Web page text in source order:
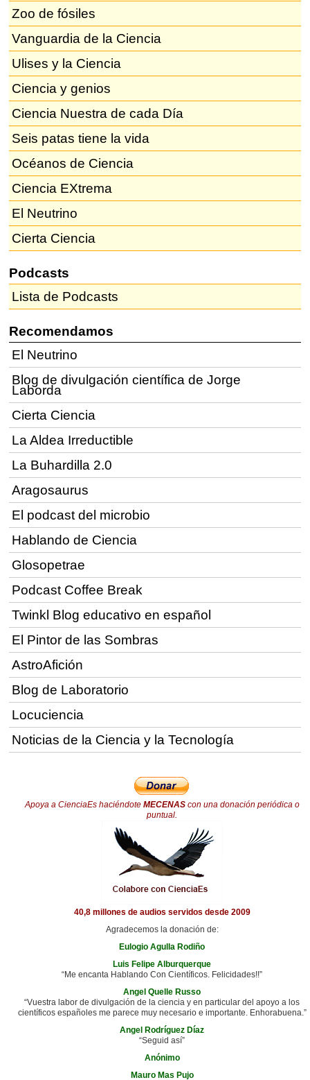
Zoo de fósiles
Vanguardia de la Ciencia
Ulises y la Ciencia
Ciencia y genios
Ciencia Nuestra de cada Día
Seis patas tiene la vida
Océanos de Ciencia
Ciencia EXtrema
El Neutrino
Cierta Ciencia
Podcasts
Lista de Podcasts
Recomendamos
El Neutrino
Blog de divulgación científica de Jorge
Laborda
Cierta Ciencia
La Aldea Irreductible
La Buhardilla 2.0
Aragosaurus
El podcast del microbio
Hablando de Ciencia
Glosopetrae
Podcast Coffee Break
Twinkl Blog educativo en español
El Pintor de las Sombras
AstroAfición
Blog de Laboratorio
Locuciencia
Noticias de la Ciencia y la Tecnología
Apoya a CienciaEs haciéndote MECENAScon una donación periódica o
puntual.
40,8 millones de audios servidos desde 2009
Agradecemos la donación de:
Eulogio Agulla Rodiño
Luis Felipe Alburquerque
“Me encanta Hablando Con Científicos. Felicidades!!”
Angel Quelle Russo
“Vuestra labor de divulgación de la ciencia y en particular del apoyo a los
científicos españoles me parece muy necesario e importante. Enhorabuena.”
Angel Rodríguez Díaz
“Seguid así”
Anónimo
Mauro Mas Pujo